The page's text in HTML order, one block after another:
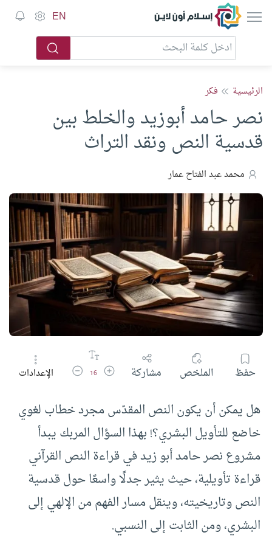
إسلام أون لاين EN
الرئيسية فكر
نصر حامد أبوزيد والخلط بين
قدسية النص ونقد التراث
محمد عبد الفتاح عمار
حفظ الملخص مشاركة زيادة حجم الخط
16 تقليل حجم الخط
الإعدادات
هل يمكن أن يكون النص المقدّس مجرد خطاب لغوي
خاضع للتأويل البشري؟! بهذا السؤال المربك يبدأ
مشروع نصر حامد أبو زيد في قراءة النص القرآني
قراءة تأويلية، حيث يثير جدلًا واسعًا حول قدسية
النص وتاريخيته، وينقل مسار الفهم من الإلهي إلى
البشري، ومن الثابت إلى النسبي.